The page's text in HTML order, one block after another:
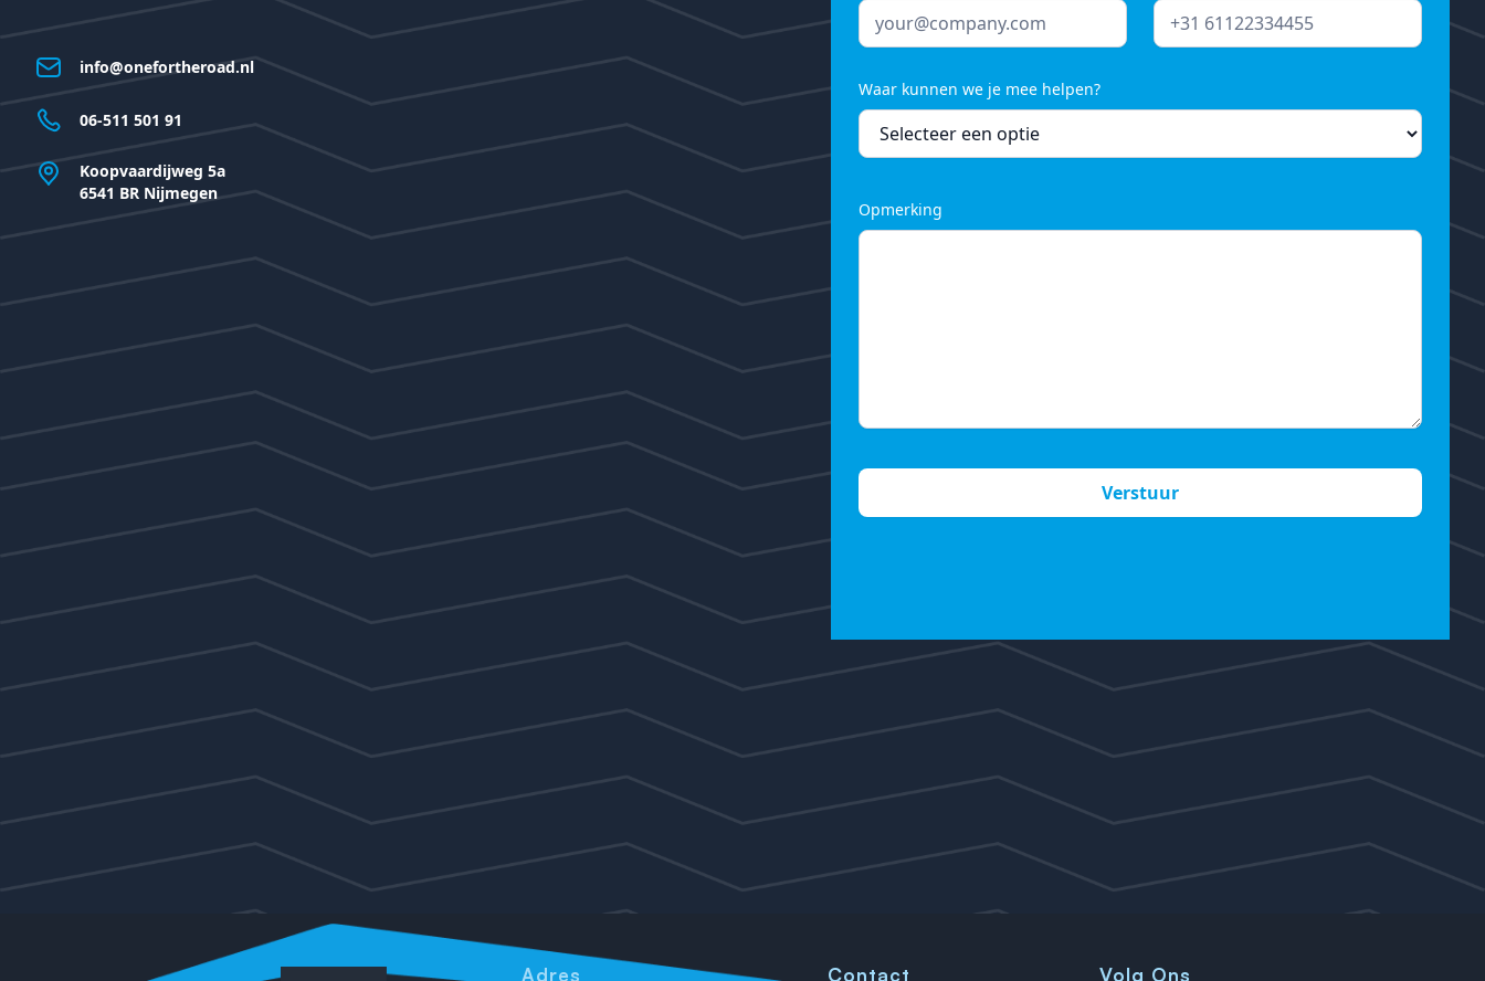
info@onefortheroad.nl
06-511 501 91
Koopvaardijweg 5a
6541 BR Nijmegen
Waar kunnen we je mee helpen?
Opmerking
Adres Contact Volg Ons